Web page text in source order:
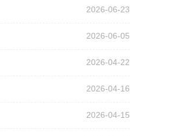
2026-06-23
2026-06-05
2026-04-22
2026-04-16
2026-04-15